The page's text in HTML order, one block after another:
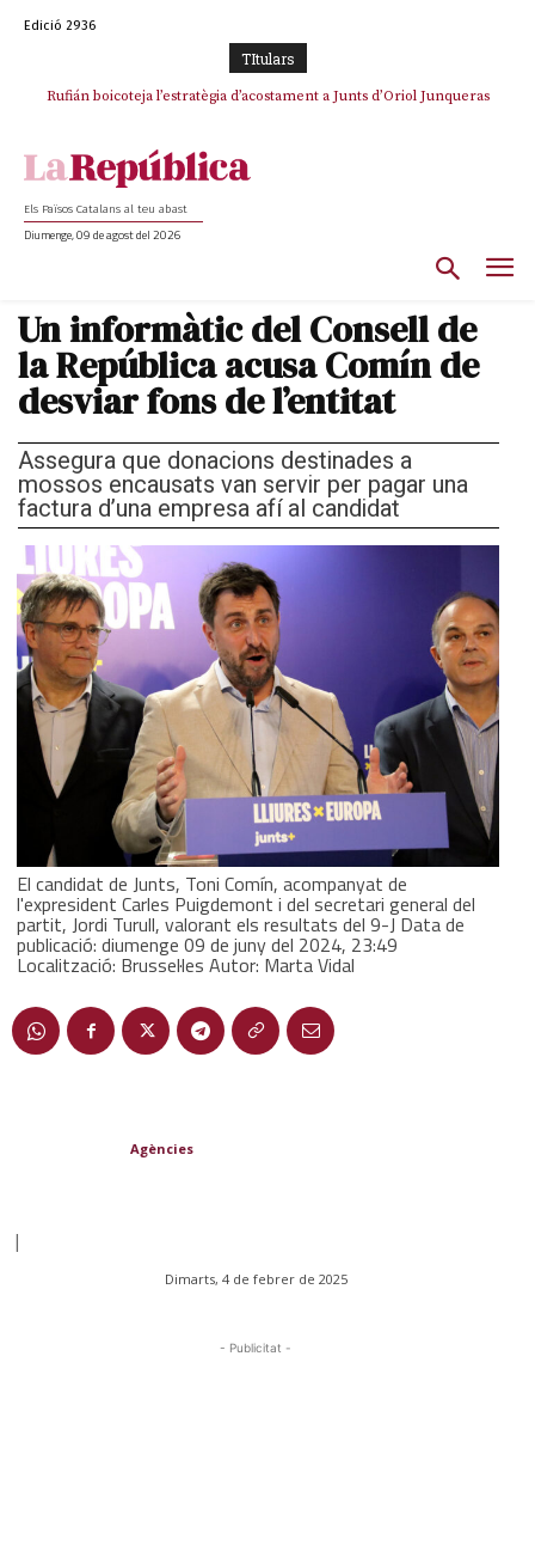
Edició 2936
TItulars
Rufián boicoteja l’estratègia d’acostament a Junts d’Oriol Junqueras
Els Països Catalans al teu abast
Diumenge, 09 de agost del 2026
Un informàtic del Consell de
la República acusa Comín de
desviar fons de l’entitat
Assegura que donacions destinades a
mossos encausats van servir per pagar una
factura d’una empresa afí al candidat
El candidat de Junts, Toni Comín, acompanyat de
l'expresident Carles Puigdemont i del secretari general del
partit, Jordi Turull, valorant els resultats del 9-J Data de
publicació: diumenge 09 de juny del 2024, 23:49
Localització: Brussel·les Autor: Marta Vidal
Agències
|
Dimarts, 4 de febrer de 2025
- Publicitat -